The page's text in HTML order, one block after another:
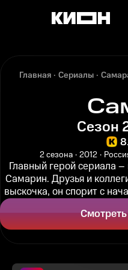
Главная Сериалы
Сезон
2 сезона 2012
Главный герой сериала
Самарин. Друзья и
выскочка, он спорит с
Смотреть